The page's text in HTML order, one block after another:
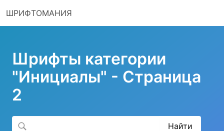
ШРИФТОМАНИЯ
Шрифты категории
"Инициалы" - Страница
2